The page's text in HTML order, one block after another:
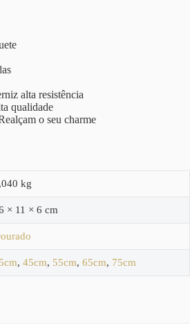
alta resistência
qualidade
o seu charme
kg
× 11 × 6 cm
, 45cm, 55cm, 65cm, 75cm